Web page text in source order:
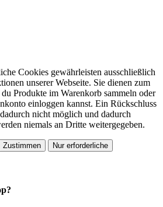
Cookies gewährleisten ausschließlich
unserer Webseite. Sie dienen zum
Produkte im Warenkorb sammeln oder
einloggen kannst. Ein Rückschluss
nicht möglich und dadurch
niemals an Dritte weitergegeben.
Zustimmen Nur erforderliche